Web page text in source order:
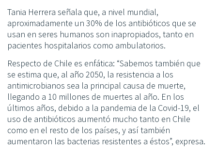
Tania Herrera señala que, a nivel mundial,
aproximadamente un 30% de los antibióticos que se
usan en seres humanos son inapropiados, tanto en
pacientes hospitalarios como ambulatorios.
Respecto de Chile es enfática: “Sabemos también que
se estima que, al año 2050, la resistencia a los
antimicrobianos sea la principal causa de muerte,
llegando a 10 millones de muertes al año. En los
últimos años, debido a la pandemia de la Covid-19, el
uso de antibióticos aumentó mucho tanto en Chile
como en el resto de los países, y así también
aumentaron las bacterias resistentes a éstos”, expresa.